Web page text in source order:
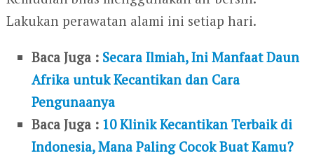
Lakukan perawatan alami ini setiap hari.
Baca Juga : Secara Ilmiah, Ini Manfaat Daun
Afrika untuk Kecantikan dan Cara
Pengunaanya
Baca Juga : 10 Klinik Kecantikan Terbaik di
Indonesia, Mana Paling Cocok Buat Kamu?